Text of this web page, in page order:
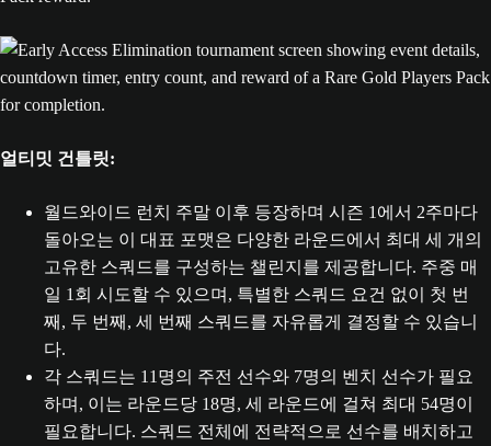
얼티밋 건틀릿:
월드와이드 런치 주말 이후 등장하며 시즌 1에서 2주마다
돌아오는 이 대표 포맷은 다양한 라운드에서 최대 세 개의
고유한 스쿼드를 구성하는 챌린지를 제공합니다. 주중 매
일 1회 시도할 수 있으며, 특별한 스쿼드 요건 없이 첫 번
째, 두 번째, 세 번째 스쿼드를 자유롭게 결정할 수 있습니
다.
각 스쿼드는 11명의 주전 선수와 7명의 벤치 선수가 필요
하며, 이는 라운드당 18명, 세 라운드에 걸쳐 최대 54명이
필요합니다. 스쿼드 전체에 전략적으로 선수를 배치하고